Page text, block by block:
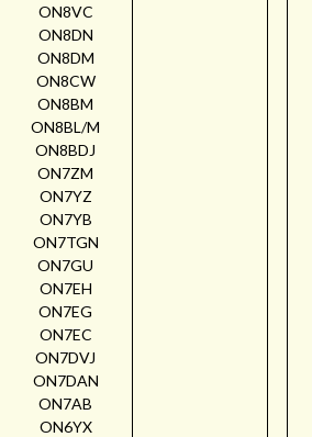
ON8VC
ON8DN
ON8DM
ON8CW
ON8BM
ON8BL/M
ON8BDJ
ON7ZM
ON7YZ
ON7YB
ON7TGN
ON7GU
ON7EH
ON7EG
ON7EC
ON7DVJ
ON7DAN
ON7AB
ON6YX